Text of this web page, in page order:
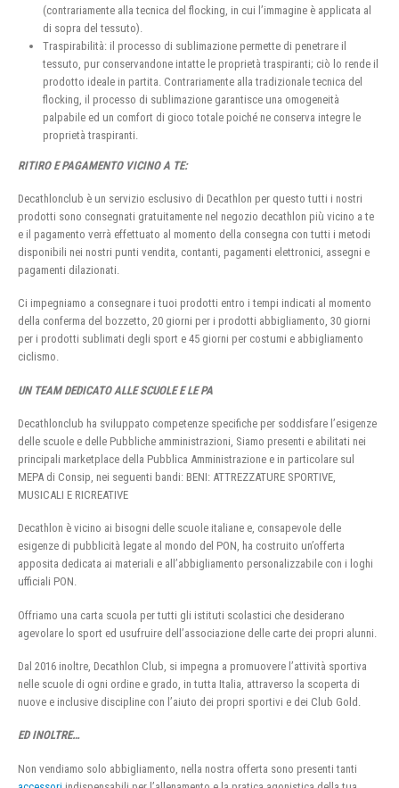
(contrariamente alla tecnica del flocking, in cui l’immagine è applicata al
di sopra del tessuto).
Traspirabilità: il processo di sublimazione permette di penetrare il
tessuto, pur conservandone intatte le proprietà traspiranti; ciò lo rende il
prodotto ideale in partita. Contrariamente alla tradizionale tecnica del
flocking, il processo di sublimazione garantisce una omogeneità
palpabile ed un comfort di gioco totale poiché ne conserva integre le
proprietà traspiranti.
RITIRO E PAGAMENTO VICINO A TE:
Decathlonclub è un servizio esclusivo di Decathlon per questo tutti i nostri
prodotti sono consegnati gratuitamente nel negozio decathlon più vicino a te
e il pagamento verrà effettuato al momento della consegna con tutti i metodi
disponibili nei nostri punti vendita, contanti, pagamenti elettronici, assegni e
pagamenti dilazionati.
Ci impegniamo a consegnare i tuoi prodotti entro i tempi indicati al momento
della conferma del bozzetto, 20 giorni per i prodotti abbigliamento, 30 giorni
per i prodotti sublimati degli sport e 45 giorni per costumi e abbigliamento
ciclismo.
UN TEAM DEDICATO ALLE SCUOLE E LE PA
Decathlonclub ha sviluppato competenze specifiche per soddisfare l’esigenze
delle scuole e delle Pubbliche amministrazioni, Siamo presenti e abilitati nei
principali marketplace della Pubblica Amministrazione e in particolare sul
MEPA di Consip, nei seguenti bandi: BENI: ATTREZZATURE SPORTIVE,
MUSICALI E RICREATIVE
Decathlon è vicino ai bisogni delle scuole italiane e, consapevole delle
esigenze di pubblicità legate al mondo del PON, ha costruito un’offerta
apposita dedicata ai materiali e all’abbigliamento personalizzabile con i loghi
ufficiali PON.
Offriamo una carta scuola per tutti gli istituti scolastici che desiderano
agevolare lo sport ed usufruire dell’associazione delle carte dei propri alunni.
Dal 2016 inoltre, Decathlon Club, si impegna a promuovere l’attività sportiva
nelle scuole di ogni ordine e grado, in tutta Italia, attraverso la scoperta di
nuove e inclusive discipline con l’aiuto dei propri sportivi e dei Club Gold.
ED INOLTRE…
Non vendiamo solo abbigliamento, nella nostra offerta sono presenti tanti